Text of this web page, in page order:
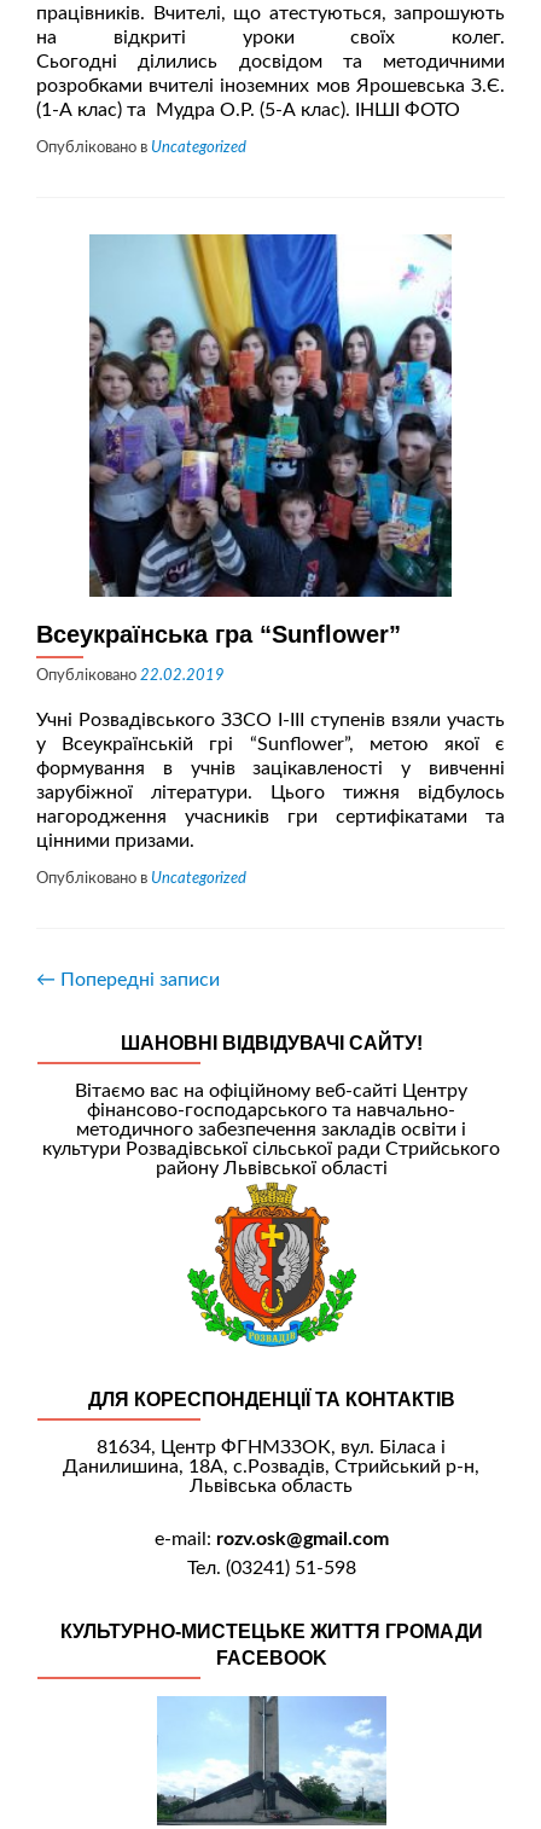
працівників. Вчителі, що атестуються, запрошують
на відкриті уроки своїх колег.
Сьогодні ділились досвідом та методичними
розробками вчителі іноземних мов Ярошевська З.Є.
(1-А клас) та Мудра О.Р. (5-А клас). ІНШІ ФОТО
Опубліковано в Uncategorized
Всеукраїнська гра “Sunflower”
Опубліковано 22.02.2019
Учні Розвадівського ЗЗСО І-ІІІ ступенів взяли участь
у Всеукраїнській грі “Sunflower”, метою якої є
формування в учнів зацікавленості у вивченні
зарубіжної літератури. Цього тижня відбулось
нагородження учасників гри сертифікатами та
цінними призами.
Опубліковано в Uncategorized
← Попередні записи
ШАНОВНІ ВІДВІДУВАЧІ САЙТУ!
Вітаємо вас на офіційному веб-сайті Центру
фінансово-господарського та навчально-
методичного забезпечення закладів освіти і
культури Розвадівської сільської ради Стрийського
району Львівської області
ДЛЯ КОРЕСПОНДЕНЦІЇ ТА КОНТАКТІВ
81634, Центр ФГНМЗЗОК, вул. Біласа і
Данилишина, 18А, с.Розвадів, Стрийський р-н,
Львівська область
e-mail: rozv.osk@gmail.com
Тел. (03241) 51-598
КУЛЬТУРНО-МИСТЕЦЬКЕ ЖИТТЯ ГРОМАДИ
FACEBOOK